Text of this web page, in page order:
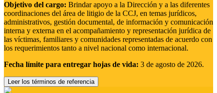
Objetivo del cargo: Brindar apoyo a la Dirección y a las diferentes
coordinaciones del área de litigio de la CCJ, en temas jurídicos,
administrativos, gestión documental, de información y comunicación
interna y externa en el acompañamiento y representación jurídica de
las víctimas, familiares y comunidades representadas de acuerdo con
los requerimientos tanto a nivel nacional como internacional.
Fecha límite para entregar hojas de vida: 3 de agosto de 2026.
Leer los términos de referencia